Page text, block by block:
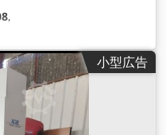
,
小型広告